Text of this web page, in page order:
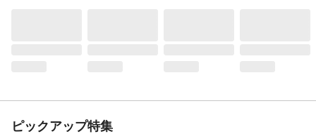
ピックアップ特集